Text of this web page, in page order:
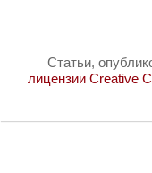
Статьи,
лицензии Creative